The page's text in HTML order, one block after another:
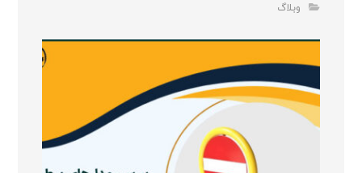
وبلاگ